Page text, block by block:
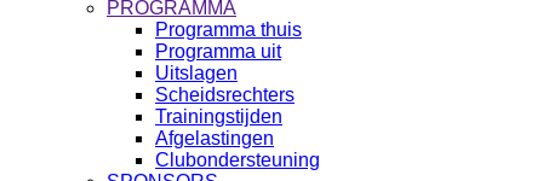
PROGRAMMA
Programma thuis
Programma uit
Uitslagen
Scheidsrechters
Trainingstijden
Afgelastingen
Clubondersteuning